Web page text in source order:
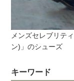
メンズセレブリテ
ン)」のシューズ
キーワード